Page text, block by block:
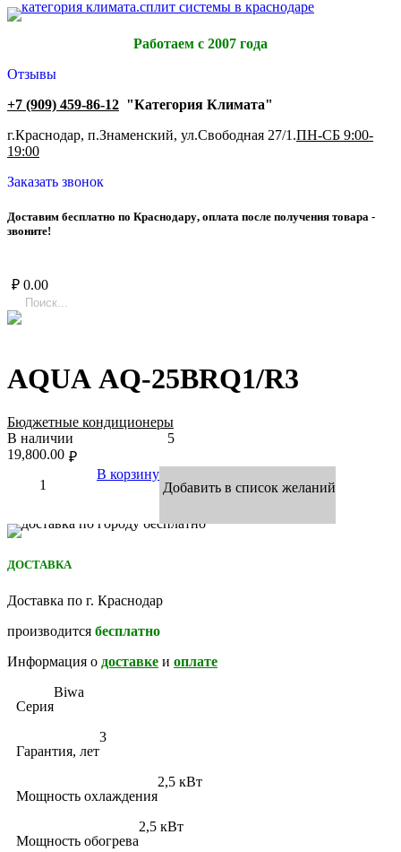
Работаем с 2007 года
Отзывы
+7 (909) 459-86-12 "Категория Климата"
г.Краснодар, п.Знаменский, ул.Свободная 27/1.ПН-СБ 9:00-
19:00
Заказать звонок
Доставим бесплатно по Краснодару, оплата после получения товара -
звоните!
₽ 0.00
AQUA AQ-25BRQ1/R3
Бюджетные кондиционеры
В наличии
5
₽
19,800.00
В корзину
Добавить в список желаний
ДОСТАВКА
Доставка по г. Краснодар
производится бесплатно
Информация о доставке и оплате
Серия
Biwa
Гарантия, лет
3
Мощность охлаждения
2,5 кВт
Мощность обогрева
2,5 кВт